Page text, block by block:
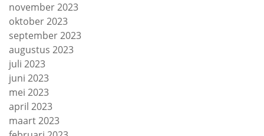
november 2023
oktober 2023
september 2023
augustus 2023
juli 2023
juni 2023
mei 2023
april 2023
maart 2023